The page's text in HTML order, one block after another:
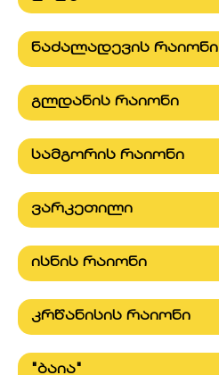
ნაძალადევის რაიონი
გლდანის რაიონი
სამგორის რაიონი
ვარკეთილი
ისნის რაიონი
კრწანისის რაიონი
"ბაია"